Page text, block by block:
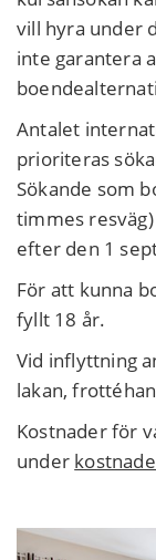
vill hyra under
inte garantera
Antalet
prioriteras
Sökande som
timmes
efter den 1
För att kunna
fyllt 18 år.
Vid inflyttning
lakan,
Kostnader för
under